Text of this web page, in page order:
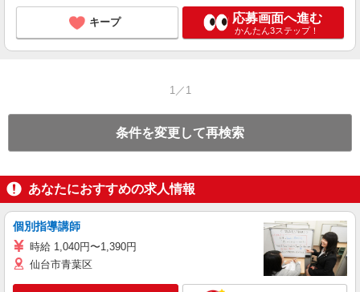
キープ 応募画面へ進む
かんたん3ステップ！
1／1
条件を変更して再検索
あなたにおすすめの求人情報
個別指導講師
時給 1,040円〜1,390円
仙台市青葉区